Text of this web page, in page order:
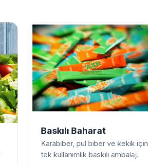
Baskılı Baharat
Karabiber, pul biber ve kekik için
tek kullanımlık baskılı ambalaj.